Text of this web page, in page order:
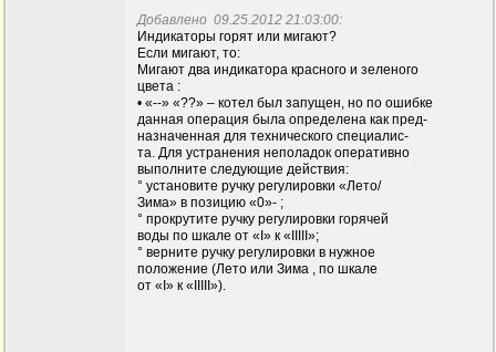
Добавлено 09.25.2012 21:03:00:
Индикаторы горят или мигают?
Если мигают, то:
Мигают два индикатора красного и зеленого
цвета :
• «--» «??» – котел был запущен, но по ошибке
данная операция была определена как пред-
назначенная для технического специалис-
та. Для устранения неполадок оперативно
выполните следующие действия:
° установите ручку регулировки «Лето/
Зима» в позицию «0»- ;
° прокрутите ручку регулировки горячей
воды по шкале от «I» к «IIIII»;
° верните ручку регулировки в нужное
положение (Лето или Зима , по шкале
от «I» к «IIIII»).